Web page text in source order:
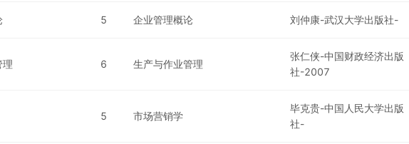
5 企业管理概论 刘仲康-武汉大学出版社-
理 6 生产与作业管理
张仁侠-中国财政经济出版
社-2007
5 市场营销学
毕克贵-中国人民大学出版
社-